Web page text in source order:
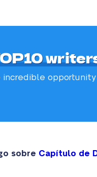
incredible opportunity
sobre Capítulo de